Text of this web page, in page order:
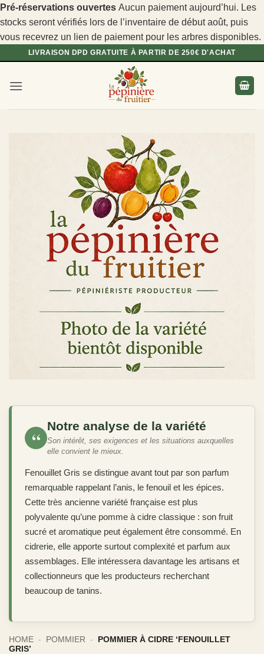
Pré-réservations ouvertes Aucun paiement aujourd’hui. Les
stocks seront vérifiés lors de l’inventaire de début août, puis
vous recevrez un lien de paiement pour les arbres disponibles.
Passer
contenu
LIVRAISON DPD GRATUITE À PARTIR DE 250€ D'ACHAT
“
Notre analyse de la variété
Son intérêt, ses exigences et les situations auxquelles
elle convient le mieux.
Fenouillet Gris se distingue avant tout par son parfum
remarquable rappelant l’anis, le fenouil et les épices.
Cette très ancienne variété française est plus
polyvalente qu’une pomme à cidre classique : son fruit
sucré et aromatique peut également être consommé. En
cidrerie, elle apporte surtout complexité et parfum aux
assemblages. Elle intéressera davantage les artisans et
collectionneurs que les producteurs recherchant
beaucoup de tanins.
HOME - POMMIER -
POMMIER À CIDRE ‘FENOUILLET
GRIS’